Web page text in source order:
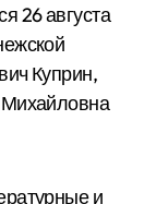
26 августа
Куприн,
и